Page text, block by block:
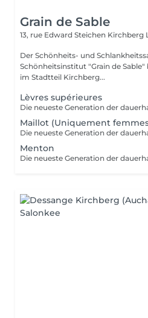
Grain de Sable
13, rue Edward Steichen Kirchberg
Der Schönheits- und
Schönheitsinstitut "Grain de
im Stadtteil Kirchberg...
Lèvres supérieures
Maillot (Uniquement
Menton